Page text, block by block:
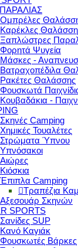
Ομπρέλες
Καρέκλες
Ξαπλώστρες
Φορητά Ψυγεία
Μάσκες -
Βατραχοπέδιλα
Ρακέτες Θαλάσσης
Φουσκωτά
Κουβαδάκια -
Σκηνές Camping
Χημικές Τουαλέτες
Στρώματα Ύπνου
Υπνόσακοι
Αιώρες
Κιόσκια
Έπιπλα Camping
Τραπέζια
Αξεσουάρ Σκηνών
SPORTS
Σανίδες SUP
Κανό Καγιάκ
Φουσκωτές Βάρκες